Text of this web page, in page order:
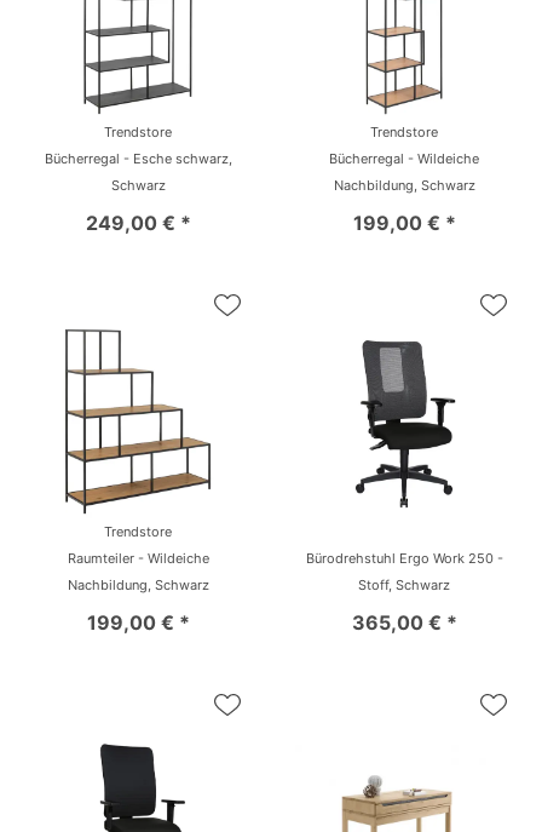
Trendstore
Bücherregal - Esche schwarz,
Schwarz
249,00 € *
Trendstore
Bücherregal - Wildeiche
Nachbildung, Schwarz
199,00 € *
Trendstore
Raumteiler - Wildeiche
Nachbildung, Schwarz
199,00 € *
Bürodrehstuhl Ergo Work 250 -
Stoff, Schwarz
365,00 € *